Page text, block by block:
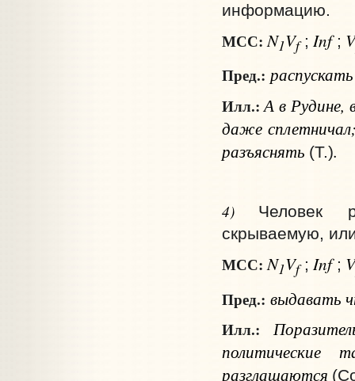
информацию.
МСС: N1Vf; Inf; V
Пред.:
Илл.:А в Рудине,
даже
разъяснять (Т.).
4) Человек
скрываемую,
МСС: N1Vf; Inf; V
Пред.: выдавать
Илл.:
политические
разглашаются